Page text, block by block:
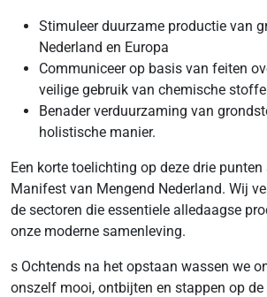
Stimuleer duurzame productie van
Nederland en Europa
Communiceer op basis van feiten
veilige gebruik van chemische
Benader verduurzaming van
holistische manier.
Een korte toelichting op deze drie
Manifest van Mengend Nederland. Wij
de sectoren die essentiele alledaagse
onze moderne samenleving.
s Ochtends na het opstaan wassen we
onszelf mooi, ontbijten en stappen op de